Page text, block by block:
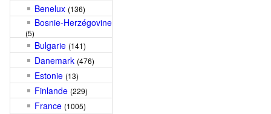
Benelux (136)
Bosnie-Herzégovine
(5)
Bulgarie (141)
Danemark (476)
Estonie (13)
Finlande (229)
France (1005)